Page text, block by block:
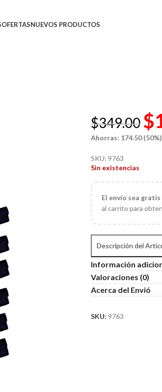
OFERTASNUEVOS PRODUCTOS
$349.00 $
Ahorras: 174.50 (50%)
SKU: 9763
Sin existencias
El envío sea
al carrito para
Descripción del
Información
Valoraciones (0)
Acerca del Envió
SKU: 9763